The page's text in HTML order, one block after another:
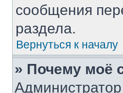
сообщения
раздела.
Вернуться к началу
» Почему моё